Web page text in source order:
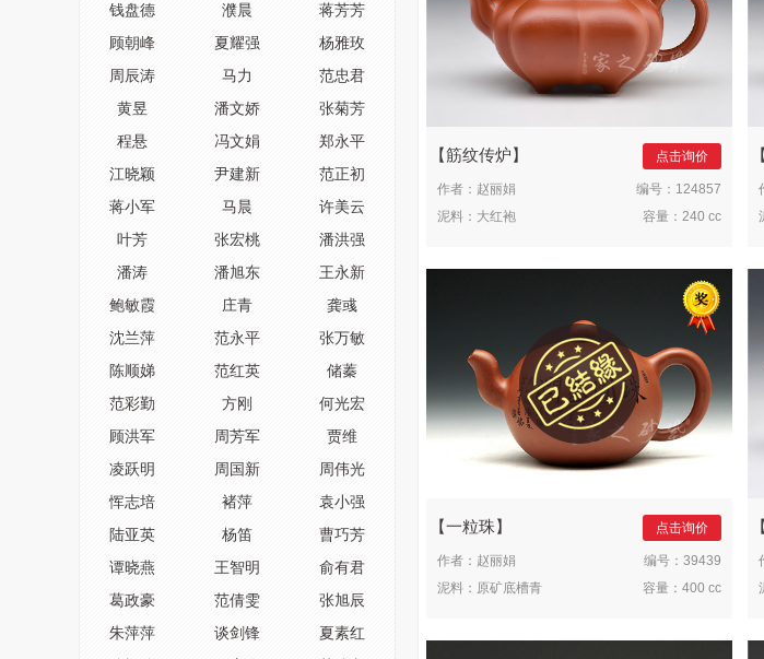
钱盘德
濮晨
蒋芳芳
顾朝峰
夏耀强
杨雅玫
周辰涛
马力
范忠君
黄昱
潘文娇
张菊芳
程悬
冯文娟
郑永平
江晓颖
尹建新
范正初
蒋小军
马晨
许美云
叶芳
张宏桃
潘洪强
潘涛
潘旭东
王永新
鲍敏霞
庄青
龚彧
沈兰萍
范永平
张万敏
陈顺娣
范红英
储蓁
范彩勤
方刚
何光宏
顾洪军
周芳军
贾维
凌跃明
周国新
周伟光
恽志培
褚萍
袁小强
陆亚英
杨笛
曹巧芳
谭晓燕
王智明
俞有君
葛政豪
范倩雯
张旭辰
朱萍萍
谈剑锋
夏素红
筋纹传炉 点击询价
作者： 赵丽娟 编号： 124857
泥料： 大红袍 容量： 240 cc
一粒珠 点击询价
作者： 赵丽娟 编号： 39439
泥料： 原矿底槽青 容量： 400 cc